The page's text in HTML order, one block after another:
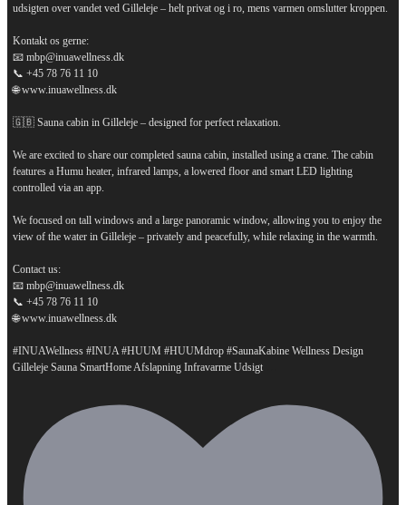
udsigten over vandet ved Gilleleje – helt privat og i ro, mens varmen omslutter kroppen.
Kontakt os gerne:
📧 mbp@inuawellness.dk
📞 +45 78 76 11 10
🌐 www.inuawellness.dk
🇬🇧 Sauna cabin in Gilleleje – designed for perfect relaxation.
We are excited to share our completed sauna cabin, installed using a crane. The cabin
features a Humu heater, infrared lamps, a lowered floor and smart LED lighting
controlled via an app.
We focused on tall windows and a large panoramic window, allowing you to enjoy the
view of the water in Gilleleje – privately and peacefully, while relaxing in the warmth.
Contact us:
📧 mbp@inuawellness.dk
📞 +45 78 76 11 10
🌐 www.inuawellness.dk
#INUAWellness #INUA #HUUM #HUUMdrop #SaunaKabine Wellness Design
Gilleleje Sauna SmartHome Afslapning Infravarme Udsigt